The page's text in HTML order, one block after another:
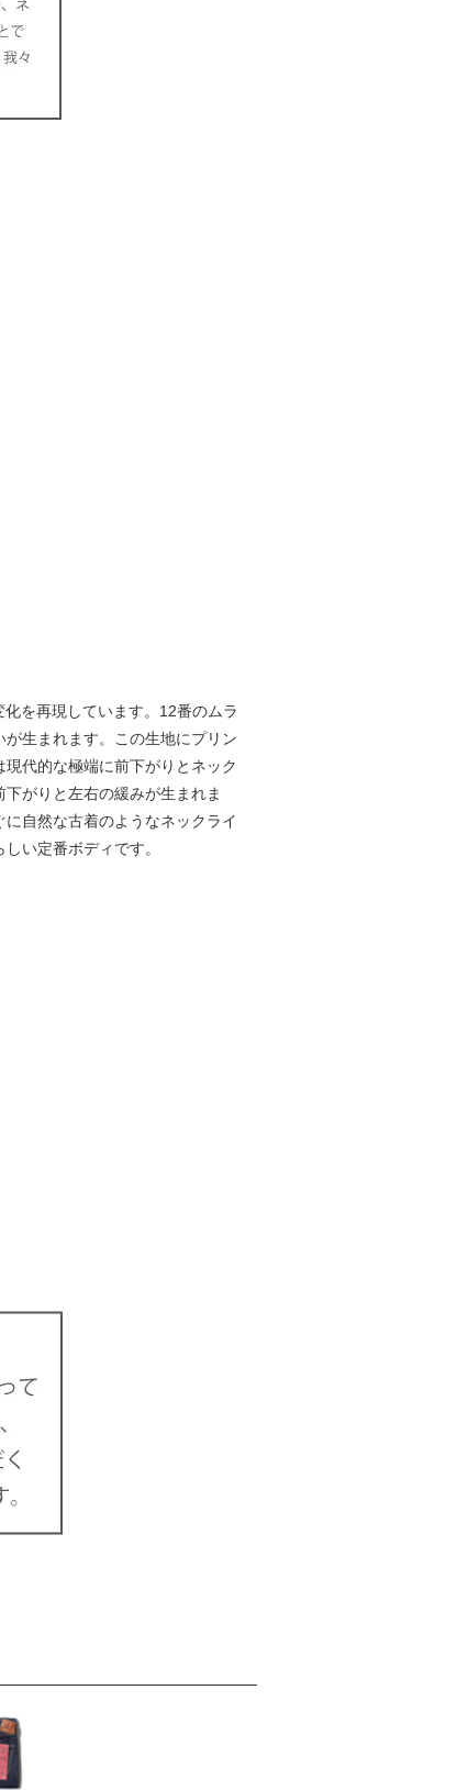
を再現しています。12番のムラ
生まれます。この生地にプリン
代的な極端に前下がりとネック
がりと左右の緩みが生まれま
自然な古着のようなネックライ
い定番ボディです。